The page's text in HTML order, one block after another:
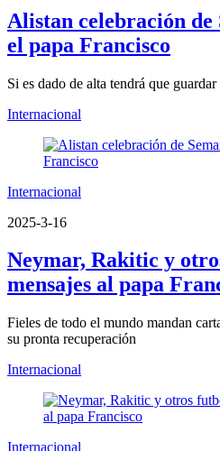
Alistan celebración de
el papa Francisco
Si es dado de alta tendrá que
Internacional
Internacional
2025-3-16
Neymar, Rakitic y
mensajes al papa
Fieles de todo el mundo mandan
su pronta recuperación
Internacional
Internacional